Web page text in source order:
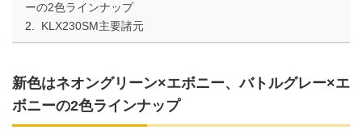
ーの2色ラインナップ
KLX230SM主要諸元
新色はネオングリーン×エボニー、バトルグレー×エ
ボニーの2色ラインナップ